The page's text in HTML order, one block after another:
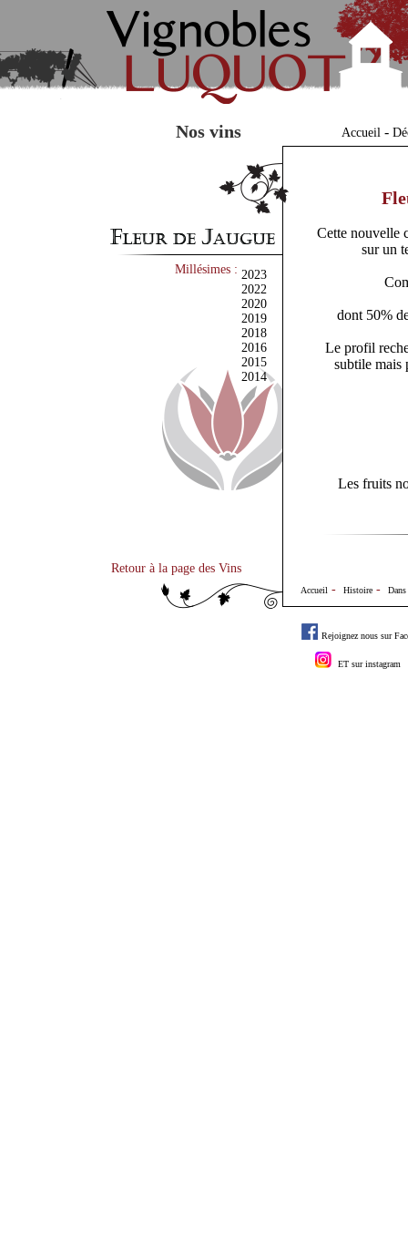
Nos vins Accueil -
Millésimes : 2023
2022
2020
2019
2018
2016
2015
2014
Cette nouvelle
sur un
dont 50%
Le profil
subtile mais
Les fruits
Retour à la page des Vins
Accueil - Histoire -
Rejoignez nous sur
ET sur instagram